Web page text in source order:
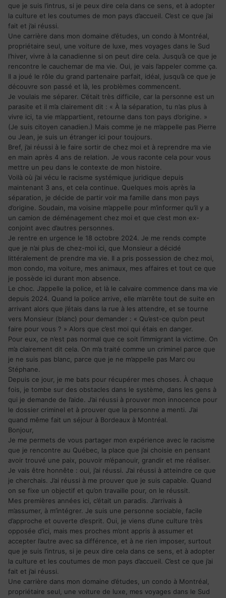
que je suis l’intrus, si je peux dire cela dans ce sens, et à adopter
la culture et les coutumes de mon pays d’accueil. C’est ce que j’ai
fait et j’ai réussi.
Une carrière dans mon domaine d’études, un condo à Montréal,
propriétaire seul, une voiture de luxe, mes voyages dans le Sud
l’hiver, vivre à la canadienne si on peut dire cela. Jusqu’à ce que je
rencontre le cauchemar de ma vie. Oui, je vais l’appeler comme ça.
Il a joué le rôle du grand partenaire parfait, idéal, jusqu’à ce que je
découvre son passé et là, les problèmes commencent.
Je voulais me séparer. C’était très difficile, car la personne est un
parasite et il m’a clairement dit : « À la séparation, tu n’as plus à
vivre ici, ta vie m’appartient, retourne dans ton pays d’origine. »
(Je suis citoyen canadien.) Mais comme je ne m’appelle pas Pierre
ou Jean, je suis un étranger ici pour toujours.
Bref, j’ai réussi à le faire sortir de chez moi et à reprendre ma vie
en main après 4 ans de relation. Je vous raconte cela pour vous
mettre un peu dans le contexte de mon histoire.
Voilà où j’ai vécu le racisme systémique juridique depuis
maintenant 3 ans, et cela continue. Quelques mois après la
séparation, je décide de partir voir ma famille dans mon pays
d’origine. Soudain, ma voisine m’appelle pour m’informer qu’il y a
un camion de déménagement chez moi et que c’est mon ex-
conjoint avec d’autres personnes.
Je rentre en urgence le 18 octobre 2024. Je me rends compte
que je n’ai plus de chez-moi ici, que Monsieur a décidé
littéralement de prendre ma vie. Il a pris possession de chez moi,
mon condo, ma voiture, mes animaux, mes affaires et tout ce que
je possède ici durant mon absence.
Le choc. J’appelle la police, et là le calvaire commence dans ma vie
depuis 2024. Quand la police arrive, elle m’arrête tout de suite en
arrivant alors que j’étais dans la rue à les attendre, et se tourne
vers Monsieur (blanc) pour demander : « Qu’est-ce qu’on peut
faire pour vous ? » Alors que c’est moi qui étais en danger.
Pour eux, ce n’est pas normal que ce soit l’immigrant la victime. On
m’a clairement dit cela. On m’a traité comme un criminel parce que
je ne suis pas blanc, parce que je ne m’appelle pas Marc ou
Stéphane.
Depuis ce jour, je me bats pour récupérer mes choses. À chaque
fois, je tombe sur des obstacles dans le système, dans les gens à
qui je demande de l’aide. J’ai réussi à prouver mon innocence pour
le dossier criminel et à prouver que la personne a menti. J’ai
quand même fait un séjour à Bordeaux à Montréal.
Bonjour,
Je me permets de vous partager mon expérience avec le racisme
que je rencontre au Québec, la place que j’ai choisie en pensant
avoir trouvé une paix, pouvoir m’épanouir, grandir et me réaliser.
Je vais être honnête : oui, j’ai réussi. J’ai réussi à atteindre ce que
je cherchais. J’ai réussi à me prouver que je suis capable. Quand
on se fixe un objectif et qu’on travaille pour, on le réussit.
Mes premières années ici, c’était un paradis. J’arrivais à
m’assumer, à m’intégrer. Je suis une personne sociable, facile
d’approche et ouverte d’esprit. Oui, je viens d’une culture très
opposée d’ici, mais mes proches m’ont appris à assumer et
accepter l’autre avec sa différence, et à ne rien imposer, surtout
que je suis l’intrus, si je peux dire cela dans ce sens, et à adopter
la culture et les coutumes de mon pays d’accueil. C’est ce que j’ai
fait et j’ai réussi.
Une carrière dans mon domaine d’études, un condo à Montréal,
propriétaire seul, une voiture de luxe, mes voyages dans le Sud